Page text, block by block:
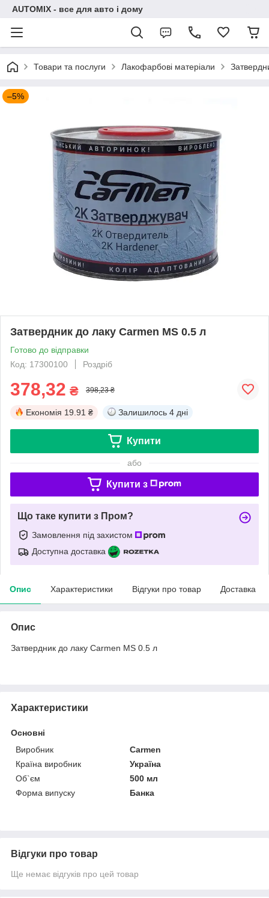
AUTOMIX - все для авто і дому
Товари та послуги Лакофарбові матеріали
–5%
Затвердник до лаку Carmen MS 0.5 л
Готово до відправки
Код: 17300100
Роздріб
378,32 ₴ 398,23 ₴
Економія 19.91 ₴ Залишилось 4 дні
Купити
або
Купити з
Що таке купити з Пром?
Замовлення під захистом
Доступна доставка
Опис Характеристики Відгуки про товар Доставка
Опис
Затвердник до лаку Carmen MS 0.5 л
Характеристики
Основні
Виробник
Carmen
Країна виробник
Україна
Об`єм
500 мл
Форма випуску
Банка
Відгуки про товар
Ще немає відгуків про цей товар